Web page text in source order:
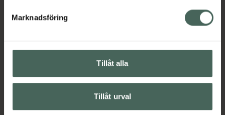
Marknadsföring
Tillåt alla
Tillåt urval
IntimMensskydd
Kontaktinfo tillverkare Visa
Upptäck flera produkter inom